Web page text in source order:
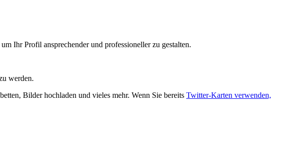
Ihr Profil ansprechender und professioneller zu gestalten.
werden.
Bilder hochladen und vieles mehr. Wenn Sie bereits Twitter-Karten verwenden,